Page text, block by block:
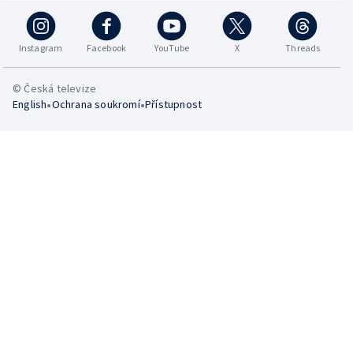
Instagram Facebook YouTube X Threads
© Česká televize
English•Ochrana soukromí•Přístupnost